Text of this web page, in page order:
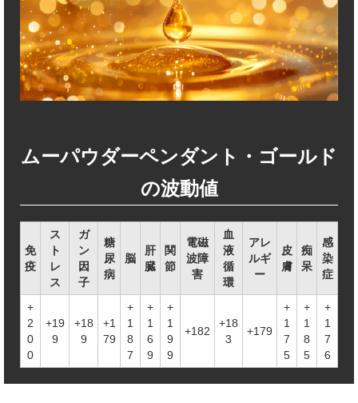
ムーパウダーペンダント・ゴールド
の波動値
免
疫
ス
ト
レ
ス
ガ
ン
因
子
糖
尿
病
脳
肝
臓
関
節
電磁
波障
害
血
液
循
環
アレ
ルギ
ー
皮
膚
痴
呆
感
染
症
+
2
0
0
+19
9
+18
9
+1
79
+
1
8
7
+
1
6
9
+
1
9
9
+182
+18
3
+179
+
1
7
5
+
1
8
5
+
1
7
6